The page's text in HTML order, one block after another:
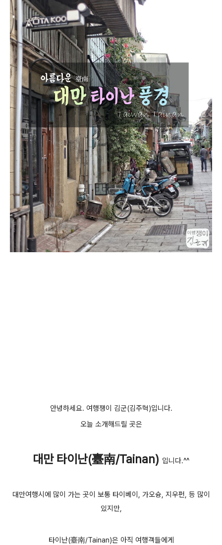
안녕하세요. 여행쟁이 김군(김주혁)입니다.
오늘 소개해드릴 곳은
대만 타이난(臺南/Tainan) 입니다.^^
대만여행시에 많이 가는 곳이 보통 타이베이, 가오슝, 지우펀, 등 많이
있지만,
타이난(臺南/Tainan)은 아직 여행객들에게